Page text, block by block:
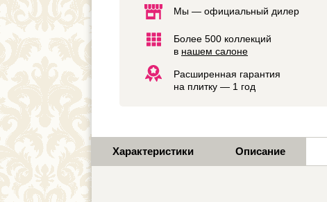
Мы — официальный дилер
Более 500 коллекций
в нашем салоне
Расширенная гарантия
на плитку — 1 год
Характеристики Описание